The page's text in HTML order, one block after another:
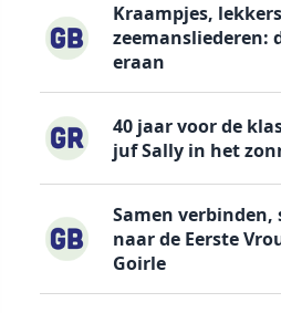
Kraampjes,
zeemansliederen:
eraan
40 jaar voor de
juf Sally in het
Samen
naar de Eerste
Goirle